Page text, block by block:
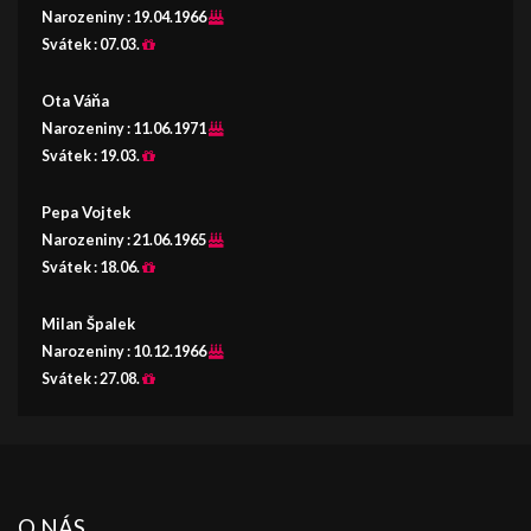
Narozeniny : 19.04.1966
Svátek : 07.03.
Ota Váňa
Narozeniny : 11.06.1971
Svátek : 19.03.
Pepa Vojtek
Narozeniny :21.06.1965
Svátek : 18.06.
Milan Špalek
Narozeniny : 10.12.1966
Svátek :27.08.